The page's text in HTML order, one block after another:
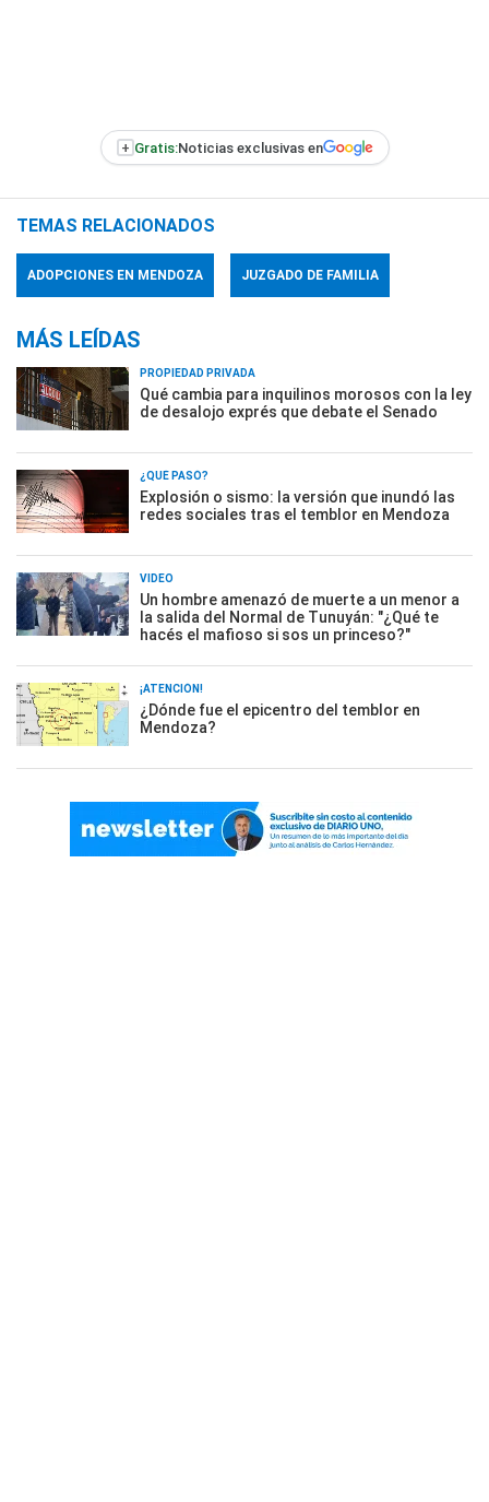
+ Gratis:Noticias exclusivas en
TEMAS RELACIONADOS
ADOPCIONES EN MENDOZA JUZGADO DE FAMILIA
MÁS LEÍDAS
PROPIEDAD PRIVADA
Qué cambia para inquilinos morosos con la ley
de desalojo exprés que debate el Senado
¿QUÉ PASÓ?
Explosión o sismo: la versión que inundó las
redes sociales tras el temblor en Mendoza
VIDEO
Un hombre amenazó de muerte a un menor a
la salida del Normal de Tunuyán: "¿Qué te
hacés el mafioso si sos un princeso?"
¡ATENCIÓN!
¿Dónde fue el epicentro del temblor en
Mendoza?